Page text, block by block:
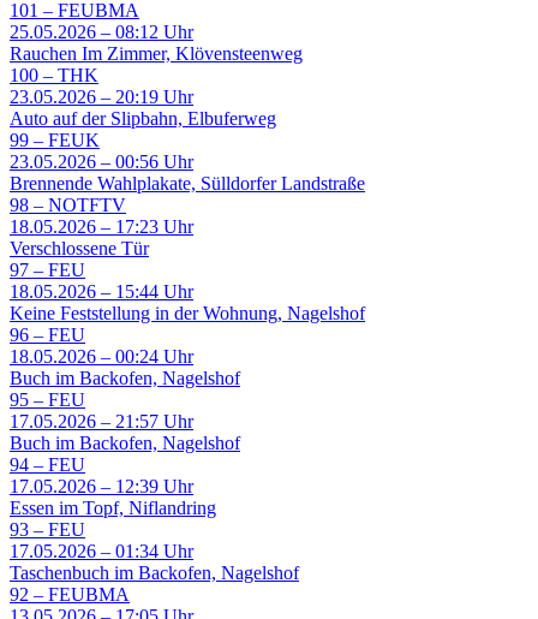
101 – FEUBMA
25.05.2026 – 08:12 Uhr
Rauchen Im Zimmer, Klövensteenweg
100 – THK
23.05.2026 – 20:19 Uhr
Auto auf der Slipbahn, Elbuferweg
99 – FEUK
23.05.2026 – 00:56 Uhr
Brennende Wahlplakate, Sülldorfer Landstraße
98 – NOTFTV
18.05.2026 – 17:23 Uhr
Verschlossene Tür
97 – FEU
18.05.2026 – 15:44 Uhr
Keine Feststellung in der Wohnung, Nagelshof
96 – FEU
18.05.2026 – 00:24 Uhr
Buch im Backofen, Nagelshof
95 – FEU
17.05.2026 – 21:57 Uhr
Buch im Backofen, Nagelshof
94 – FEU
17.05.2026 – 12:39 Uhr
Essen im Topf, Niflandring
93 – FEU
17.05.2026 – 01:34 Uhr
Taschenbuch im Backofen, Nagelshof
92 – FEUBMA